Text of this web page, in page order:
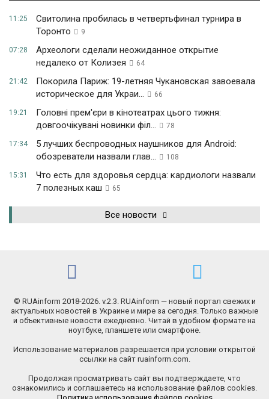
11:25
Свитолина пробилась в четвертьфинал турнира в
Торонто
9
07:28
Археологи сделали неожиданное открытие
недалеко от Колизея
64
21:42
Покорила Париж: 19-летняя Чукановская завоевала
историческое для Украи...
66
19:21
Головні прем'єри в кінотеатрах цього тижня:
довгоочікувані новинки філ...
78
17:34
5 лучших беспроводных наушников для Android:
обозреватели назвали глав...
108
15:31
Что есть для здоровья сердца: кардиологи назвали
7 полезных каш
65
Все новости
© RUAinform 2018-2026. v.2.3. RUAinform — новый портал свежих и
актуальных новостей в Украине и мире за сегодня. Только важные
и объективные новости ежедневно. Читай в удобном формате на
ноутбуке, планшете или смартфоне.
Использование материалов разрешается при условии открытой
ссылки на сайт ruainform.com.
Продолжая просматривать сайт вы подтверждаете, что
ознакомились и соглашаетесь на использование файлов cookies.